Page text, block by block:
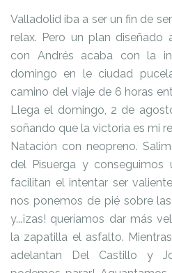
Valladolid iba a ser un fin de
relax. Pero un plan
con Andrés acaba con la
domingo en le ciudad
camino del viaje de 6 horas
Llega el domingo, 2 de
soñando que la victoria es mi
Natación con neopreno.
del Pisuerga y conseguimos
facilitan el intentar ser
nos ponemos de pié sobre
y...¡zas! queríamos dar más
la zapatilla el asfalto.
adelantan Del Castillo y